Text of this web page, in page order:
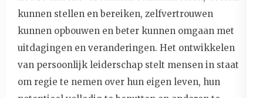
kunnen stellen en bereiken, zelfvertrouwen
kunnen opbouwen en beter kunnen omgaan met
uitdagingen en veranderingen. Het ontwikkelen
van persoonlijk leiderschap stelt mensen in staat
om regie te nemen over hun eigen leven, hun